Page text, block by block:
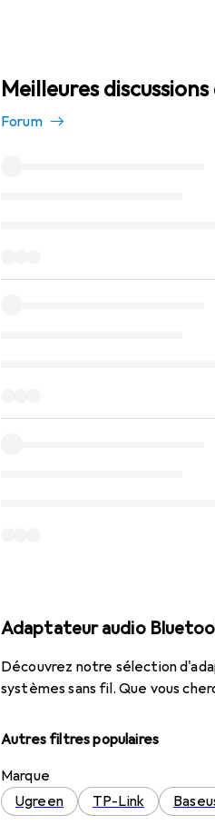
Meilleures
Forum
Adaptateur audio
Découvrez notre sélection
systèmes sans fil. Que vous
Autres filtres populaires
Marque
Ugreen
TP-Link